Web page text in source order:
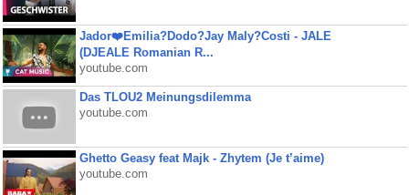
Jador❤️Emilia?Dodo?Jay Maly?Costi - JALE
(DJEALE Romanian R...
youtube.com
Das TLOU2 Meinungsdilemma
youtube.com
Ghetto Geasy feat Majk - Zhytem (Je t’aime)
youtube.com